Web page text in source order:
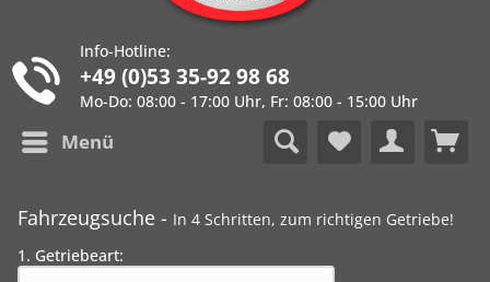
Info-Hotline:
+49 (0)53 35-92 98 68
Mo-Do: 08:00 - 17:00 Uhr, Fr: 08:00 - 15:00 Uhr
Menü
Fahrzeugsuche - In 4 Schritten, zum richtigen Getriebe!
1. Getriebeart: